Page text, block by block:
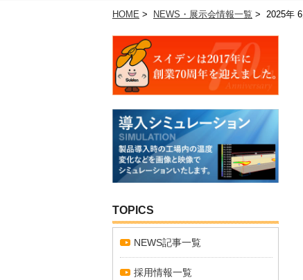
HOME > NEWS・展示会情報一覧 > 2025年
TOPICS
NEWS記事一覧
採用情報一覧